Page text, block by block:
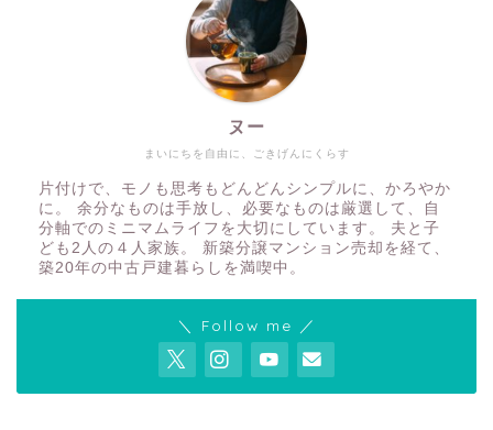
まいにちを自由に、ごきげんにくらす
ヌー
片付けで、モノも思考もどんどんシンプルに、かろやか
に。 余分なものは手放し、必要なものは厳選して、自
分軸でのミニマムライフを大切にしています。 夫と子
ども2人の４人家族。 新築分譲マンション売却を経て、
築20年の中古戸建暮らしを満喫中。
＼ Follow me ／